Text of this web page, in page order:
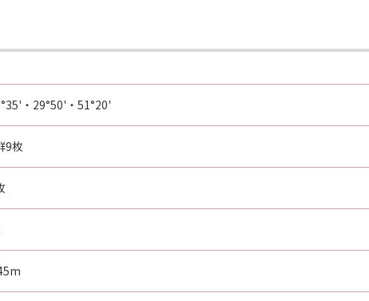
・29°50'・51°20'
9枚